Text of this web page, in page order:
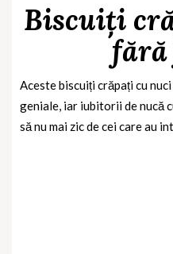
Biscuiți
Aceste biscuiți crăpați cu
geniale, iar iubitorii de nucă
să nu mai zic de cei care au